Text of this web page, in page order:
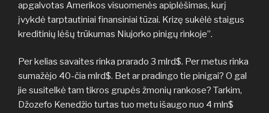
apgalvotas Amerikos visuomenės apiplėšimas, kurį
įvykdė tarptautiniai finansiniai tūzai. Krizę sukėlė staigus
kreditinių lėšų trūkumas Niujorko pinigų rinkoje”.
Per kelias savaites rinka prarado 3 mlrd$. Per metus rinka
sumažėjo 40-čia mlrd$. Bet ar pradingo tie pinigai? O gal
jie susitelkė tam tikros grupės žmonių rankose? Tarkim,
Džozefo Kenedžio turtas tuo metu išaugo nuo 4 mln$